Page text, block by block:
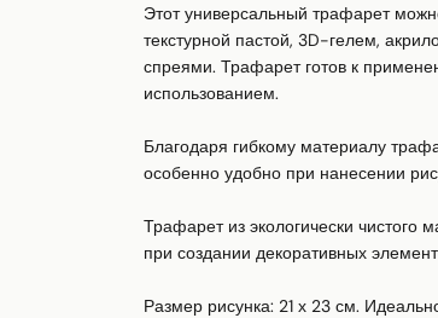
Этот универсальный трафарет
текстурной пастой, 3D-гелем,
спреями. Трафарет готов к
использованием.
Благодаря гибкому материалу
особенно удобно при нанесении
Трафарет из экологически
при создании декоративных
Размер рисунка: 21 х 23 см.